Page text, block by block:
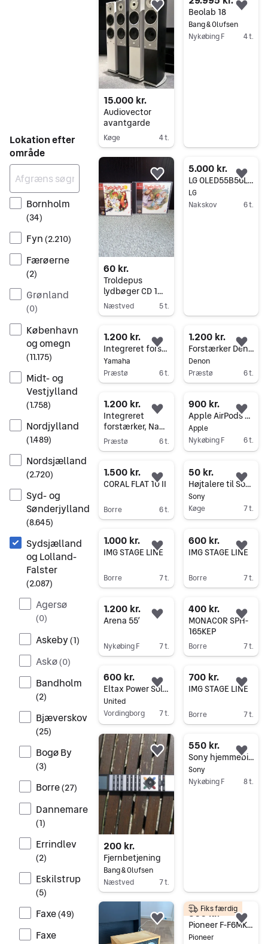
Lokation efter
område
Bornholm
(34)
Fyn (2.210)
Færøerne
(2)
Grønland
(0)
København
og omegn
(11.175)
Midt- og
Vestjylland
(1.758)
Nordjylland
(1.489)
Nordsjælland
(2.720)
Syd- og
Sønderjylland
(8.645)
Sydsjælland
og Lolland-
Falster
(2.087)
Agersø
(0)
Askeby(1)
Askø(0)
Bandholm
(2)
Bjæverskov
(25)
Bogø By
(3)
Borre(27)
Dannemare
(1)
Errindlev
(2)
Eskilstrup
(5)
Faxe(49)
Faxe
15.000 kr.
Audiovector
avantgarde
Køge 4 t.
Føj til favoritter.
Gå til annoncen
Beolab 18
Bang & Olufsen
Nykøbing F
4 t.
60 kr.
Troldepus
lydbøger CD 1
og 2
Næstved 5 t.
Føj til favoritter.
5.000 kr.
LG OLED55B56LA - 55" 4K OLED Smart TV ( 2025 )
LG
Nakskov
6 t.
Føj
1.200 kr.
Integreret forstærker, Yamaha, AX-400
Yamaha
Præstø
6 t.
Føj til favoritter.
1.200 kr.
Forstærker Denon PMA-300V
Denon
Præstø
6 t.
Føj
1.200 kr.
Integreret
forstærker, Nad,
C300
Præstø 6 t.
Føj til favoritter.
900 kr.
Apple AirPods Pro trådløse høretelefoner hvid
Apple
Nykøbing F
6 t.
Føj
Gå til annoncen
1.500 kr.
CORAL FLAT 10 II
Borre 6 t.
Føj til favoritter.
50 kr.
Højtalere til Sony Home Theater
Sony
Køge
7 t.
Føj
Gå til annoncen
1.000 kr.
IMG STAGE LINE
Borre 7 t.
Føj til favoritter.
600 kr.
IMG STAGE LINE
Borre 7 t.
1.200 kr.
Arena 55’
Nykøbing F 7 t.
Føj til favoritter.
400 kr.
MONACOR SPH-
165KEP
Borre 7 t.
600 kr.
Eltax Power Solution 15 gulvhøjttalere sort
United
Vordingborg
7 t.
Føj til favoritter.
Gå til annoncen
700 kr.
IMG STAGE LINE
Borre 7 t.
200 kr.
Fjernbetjening
Bang & Olufsen
Næstved
7 t.
Føj til favoritter.
550 kr.
Sony hjemmebiograf anlæg med subwoofer og højtalere
Sony
Nykøbing F
8 t.
Føj
Føj til favoritter.
600 kr.
Pioneer F-F6MK2-K High-End DAB / FM Tuner
Pioneer
Fiks færdig
Føj